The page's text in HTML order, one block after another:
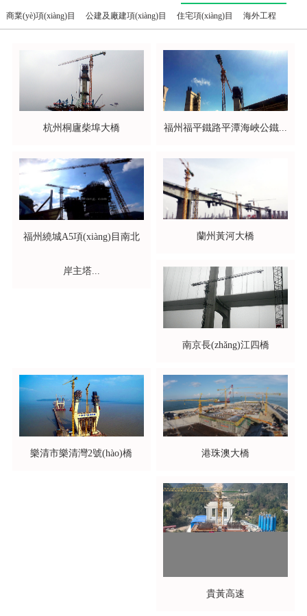
商業(yè)項(xiàng)目 公建及廠建項(xiàng)目 住宅項(xiàng)目 海外工程
杭州桐廬柴埠大橋 福州福平鐵路平潭海峽公鐵...
福州繞城A5項(xiàng)目南北
岸主塔...
蘭州黃河大橋
南京長(zhǎng)江四橋
樂清市樂清灣2號(hào)橋 港珠澳大橋
貴黃高速